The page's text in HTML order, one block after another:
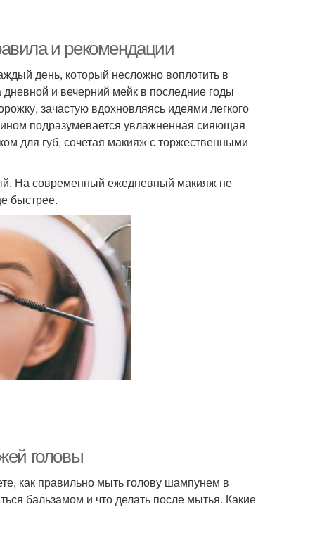
и рекомендации
день, который несложно воплотить в
и вечерний мейк в последние годы
зачастую вдохновляясь идеями легкого
подразумевается увлажненная сияющая
для губ, сочетая макияж с торжественными
На современный ежедневный макияж не
быстрее.
головы
как правильно мыть голову шампунем в
бальзамом и что делать после мытья. Какие